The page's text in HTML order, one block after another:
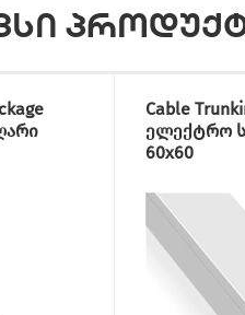
Cable
ელექტრო
60x60